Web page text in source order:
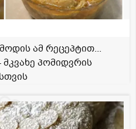
ამ რეცეპტით...
პომიდვრის